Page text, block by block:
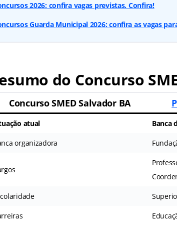
2026: confira vagas previstas. Confira!
Guarda Municipal 2026: confira as vagas
do Concurso
Concurso SMED Salvador BA
atual Banca
organizadora